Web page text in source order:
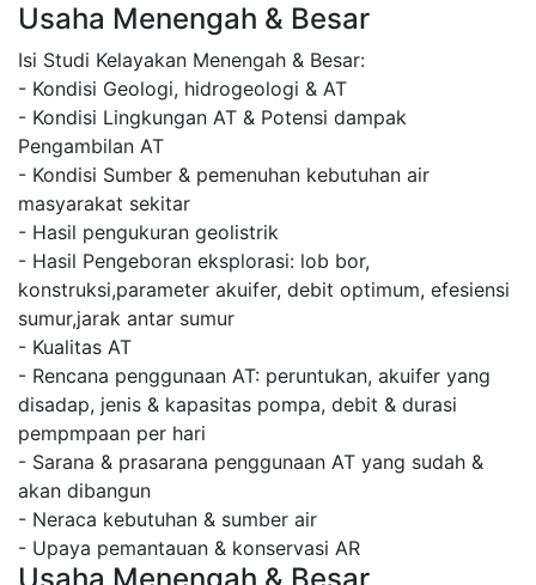
Usaha Menengah & Besar
Isi Studi Kelayakan Menengah & Besar:
- Kondisi Geologi, hidrogeologi & AT
- Kondisi Lingkungan AT & Potensi dampak
Pengambilan AT
- Kondisi Sumber & pemenuhan kebutuhan air
masyarakat sekitar
- Hasil pengukuran geolistrik
- Hasil Pengeboran eksplorasi: lob bor,
konstruksi,parameter akuifer, debit optimum, efesiensi
sumur,jarak antar sumur
- Kualitas AT
- Rencana penggunaan AT: peruntukan, akuifer yang
disadap, jenis & kapasitas pompa, debit & durasi
pempmpaan per hari
- Sarana & prasarana penggunaan AT yang sudah &
akan dibangun
- Neraca kebutuhan & sumber air
- Upaya pemantauan & konservasi AR